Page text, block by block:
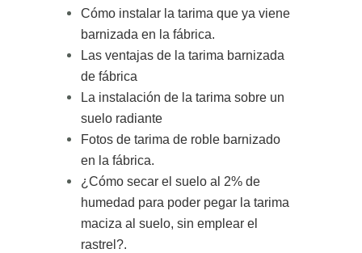
Cómo instalar la tarima que ya viene
barnizada en la fábrica.
Las ventajas de la tarima barnizada
de fábrica
La instalación de la tarima sobre un
suelo radiante
Fotos de tarima de roble barnizado
en la fábrica.
¿Cómo secar el suelo al 2% de
humedad para poder pegar la tarima
maciza al suelo, sin emplear el
rastrel?.